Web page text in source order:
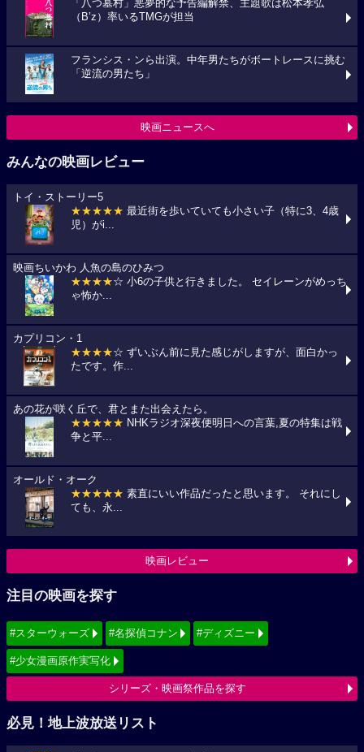
「八つ墓村」悪夢的な予告編解禁、主題歌は松本孝弘
（B’z）率いるTMGが担当
フランシス・ンら出演。中年男たちがボートレースに挑む
「逆流の男たち」
映画ニュースへ
みんなの映画レビュー
トイ・ストーリー5
★★★★★ 最近街を歩いていても小さい子（特に3、4歳
児）がi...
映画ちいかわ 人魚の島のひみつ
★★★★☆ 小6の子供と行きました。 セイレーンがめっち
ゃ怖か...
カプリコン・1
★★★★☆ ずいぶん前に見た感じがしますが、面白かっ
たです。作...
あの花が咲く丘で、君とまた出会えたら。
★★★★★ NHKラジオ深夜便明日への言葉,夏の特集は戦
争と平...
オールド・オーク
★★★★★ 素直にいい作品だったと思います。 それにし
ても、永...
映画レビュー
注目の映画を探す
#スターウォーズ #名探偵コナン #ディズニー
#少女漫画原作実写化
シリーズ・映画祭作品を探す
必見！地上波放送リスト